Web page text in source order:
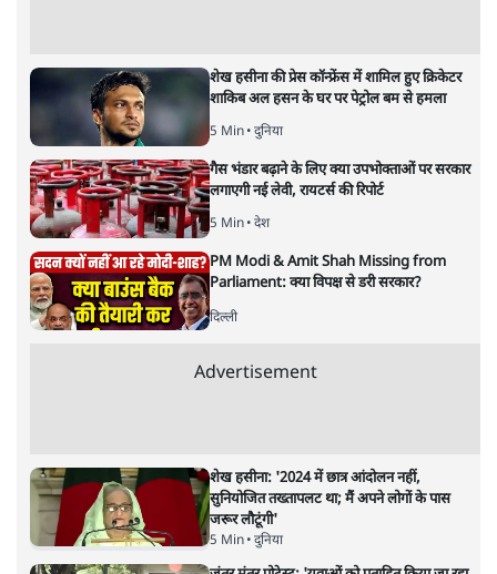
शेख हसीना की प्रेस कॉन्फ्रेंस में शामिल हुए क्रिकेटर
शाकिब अल हसन के घर पर पेट्रोल बम से हमला
5 Min• दुनिया
गैस भंडार बढ़ाने के लिए क्या उपभोक्ताओं पर सरकार
लगाएगी नई लेवी, रायटर्स की रिपोर्ट
5 Min• देश
PM Modi & Amit Shah Missing from
Parliament: क्या विपक्ष से डरी सरकार?
दिल्ली
Advertisement
शेख हसीना: '2024 में छात्र आंदोलन नहीं,
सुनियोजित तख्तापलट था; मैं अपने लोगों के पास
जरूर लौटूंगी'
5 Min• दुनिया